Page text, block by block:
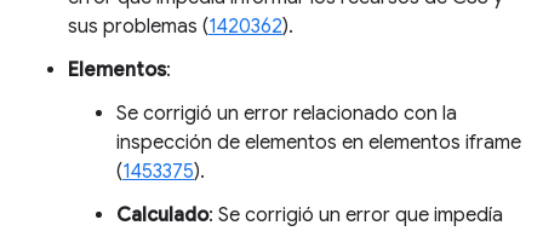
sus problemas (1420362).
Elementos:
Se corrigió un error relacionado con la
inspección de elementos en elementos iframe
(1453375).
Calculado: Se corrigió un error que impedía